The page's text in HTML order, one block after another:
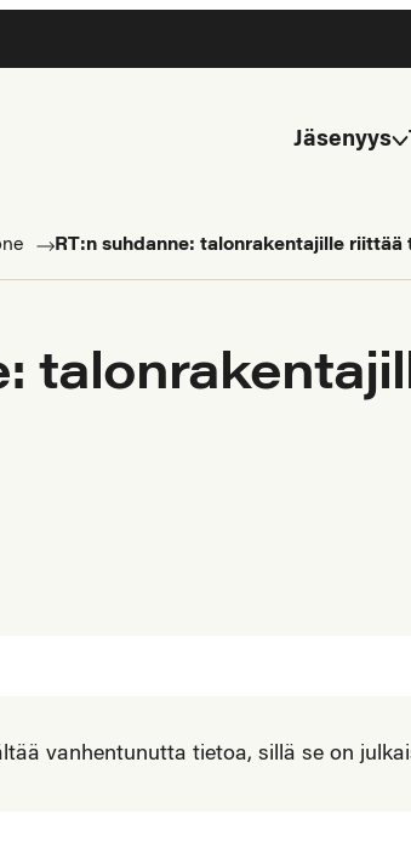
Jäsenyys
RT:n suhdanne: talonrakentajille riittää
vanhentunutta tietoa, sillä se on